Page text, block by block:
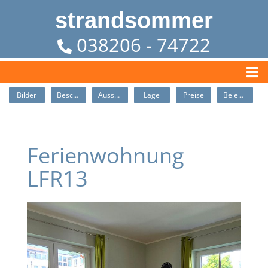
strandsommer
038206 - 74722
Bilder Beschreibung Ausstattung Lage Preise Belegung
Ferienwohnung
LFR13